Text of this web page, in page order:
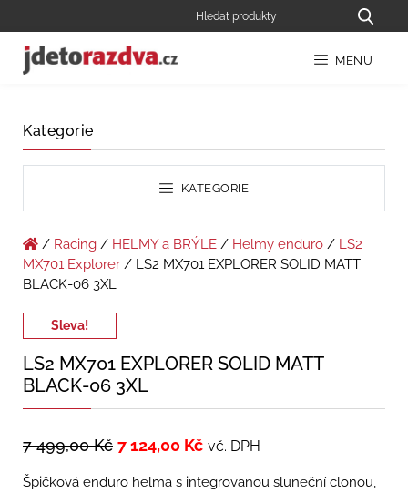
MENU
Kategorie
KATEGORIE
/ Racing / HELMY a BRÝLE / Helmy enduro / LS2
MX701 Explorer / LS2 MX701 EXPLORER SOLID MATT
BLACK-06 3XL
Sleva!
LS2 MX701 EXPLORER SOLID MATT
BLACK-06 3XL
7 499,00Kč 7 124,00 Kč vč. DPH
Špičková enduro helma s integrovanou sluneční clonou,